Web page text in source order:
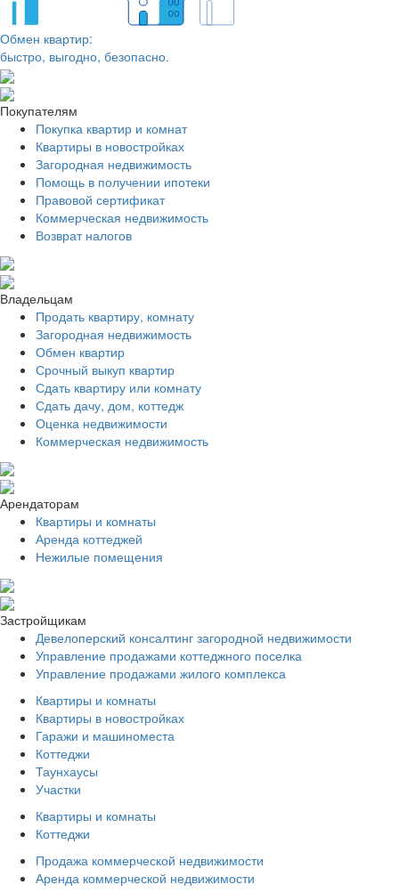
Обмен квартир:
быстро, выгодно, безопасно.
Покупателям
Покупка квартир и комнат
Квартиры в новостройках
Загородная недвижимость
Помощь в получении ипотеки
Правовой сертификат
Коммерческая недвижимость
Возврат налогов
Владельцам
Продать квартиру, комнату
Загородная недвижимость
Обмен квартир
Срочный выкуп квартир
Сдать квартиру или комнату
Сдать дачу, дом, коттедж
Оценка недвижимости
Коммерческая недвижимость
Арендаторам
Квартиры и комнаты
Аренда коттеджей
Нежилые помещения
Застройщикам
Девелоперский консалтинг загородной недвижимости
Управление продажами коттеджного поселка
Управление продажами жилого комплекса
Квартиры и комнаты
Квартиры в новостройках
Гаражи и машиноместа
Коттеджи
Таунхаусы
Участки
Квартиры и комнаты
Коттеджи
Продажа коммерческой недвижимости
Аренда коммерческой недвижимости